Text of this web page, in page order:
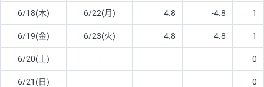
6/18(木) 6/22(月) 4.8 -4.8 1
6/19(金) 6/23(火) 4.8 -4.8 1
6/20(土) - 0
6/21(日) - 0